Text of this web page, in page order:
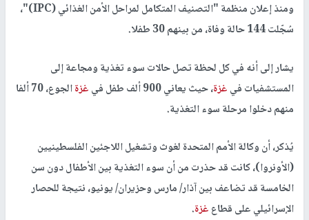
ومنذ إعلان منظمة "التصنيف المتكامل لمراحل الأمن الغذائي (IPC)"،
سُجّلت 144 حالة وفاة، من بينهم 30 طفلا.
يشار إلى أنه في كل لحظة تصل حالات سوء تغذية ومجاعة إلى
المستشفيات فيغزة، حيث يعاني 900 ألف طفل في غزة
الجوع، 70 ألفا
منهم دخلوا مرحلة سوء التغذية.
يُذكر، أن وكالة الأمم المتحدة لغوث وتشغيل اللاجئين الفلسطينيين
(الأونروا)، كانت قد حذرت من أن سوء التغذية بين الأطفال دون سن
الخامسة قد تضاعف بين آذار/ مارس وحزيران/ يونيو، نتيجة للحصار
الإسرائيلي على قطاعغزة.